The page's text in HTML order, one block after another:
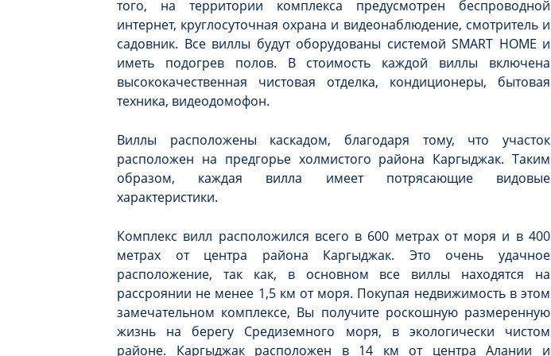
того, на территории комплекса предусмотрен беспроводной
интернет, круглосуточная охрана и видеонаблюдение, смотритель и
садовник. Все виллы будут оборудованы системой SMART HOME и
иметь подогрев полов. В стоимость каждой виллы включена
высококачественная чистовая отделка, кондиционеры, бытовая
техника, видеодомофон.
Виллы расположены каскадом, благодаря тому, что участок
расположен на предгорье холмистого района Каргыджак. Таким
образом, каждая вилла имеет потрясающие видовые
характеристики.
Комплекс вилл расположился всего в 600 метрах от моря и в 400
метрах от центра района Каргыджак. Это очень удачное
расположение, так как, в основном все виллы находятся на
рассроянии не менее 1,5 км от моря. Покупая недвижимость в этом
замечательном комплексе, Вы получите роскошную размеренную
жизнь на берегу Средиземного моря, в экологически чистом
районе. Каргыджак расположен в 14 км от центра Алании и